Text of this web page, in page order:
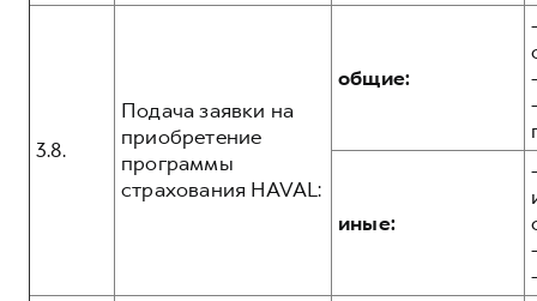
3.8.
Подача заявки на
приобретение
программы
страхования HAVAL:
общие:
иные: